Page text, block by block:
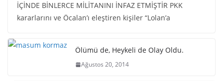
İÇİNDE BİNLERCE MİLİTANINI İNFAZ ETMİŞTİR PKK
kararlarını ve Öcalan’ı eleştiren kişiler “Lolan’a
Ölümü de, Heykeli de Olay Oldu.
Ağustos 20, 2014